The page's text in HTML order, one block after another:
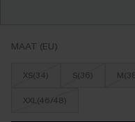
MAAT (EU)
XS(34) S(36)
XXL(46/48)